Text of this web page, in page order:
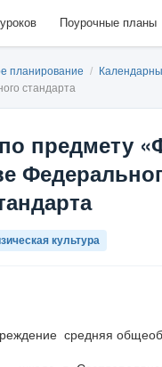
Поурочные планы
планирование /
стандарта
предмету
культура
средняя